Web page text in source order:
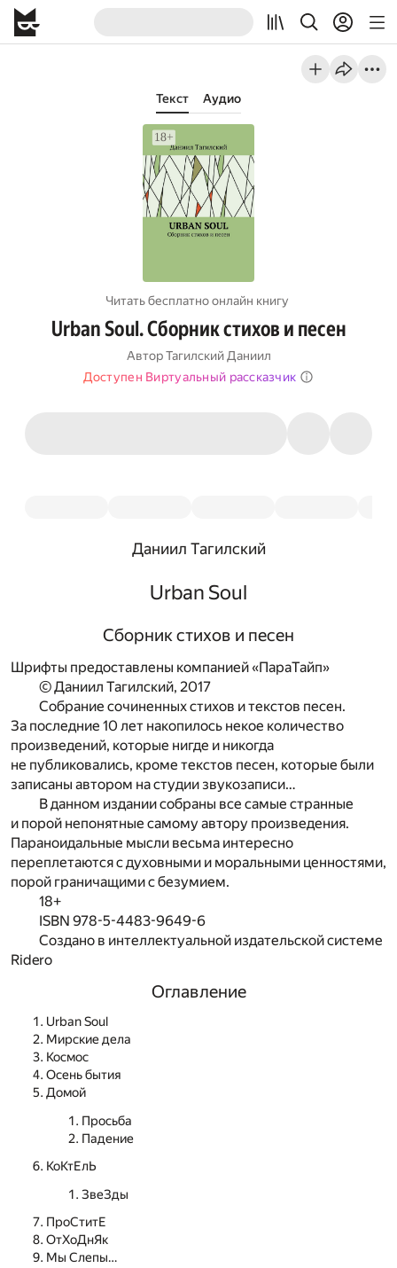
Текст Аудио
Читать бесплатно онлайн книгу
Urban Soul. Сборник стихов и песен
Автор Тагилский Даниил
Доступен Виртуальный рассказчик
Даниил Тагилский
Urban Soul
Сборник стихов и песен
Шрифты предоставлены компанией «ПараТайп»
© Даниил Тагилский, 2017
Собрание сочиненных стихов и текстов песен.
За последние 10 лет накопилось некое количество
произведений, которые нигде и никогда
не публиковались, кроме текстов песен, которые были
записаны автором на студии звукозаписи…
В данном издании собраны все самые странные
и порой непонятные самому автору произведения.
Параноидальные мысли весьма интересно
переплетаются с духовными и моральными ценностями,
порой граничащими с безумием.
18+
ISBN 978-5-4483-9649-6
Создано в интеллектуальной издательской системе
Ridero
Оглавление
Urban Soul
Мирские дела
Космос
Осень бытия
Домой
Просьба
Падение
КоКтЕлЬ
ЗвеЗды
ПроСтитЕ
ОтХоДнЯк
Мы Слепы…